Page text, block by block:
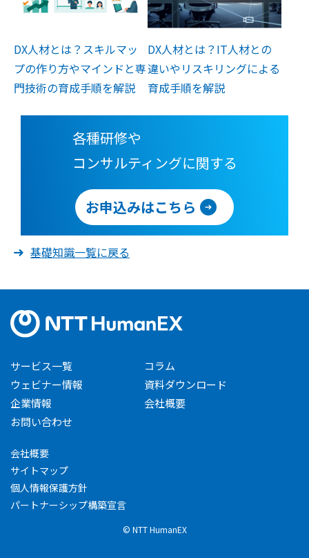
DX人材とは？スキルマッ
プの作り方やマインドと専
門技術の育成手順を解説
DX人材とは？IT人材との
違いやリスキリングによる
育成手順を解説
各種研修や
コンサルティングに関する
お申込みはこちら
基礎知識一覧に戻る
サービス一覧
コラム
ウェビナー情報
資料ダウンロード
企業情報
会社概要
お問い合わせ
会社概要
サイトマップ
個人情報保護方針
パートナーシップ構築宣言
© NTT HumanEX